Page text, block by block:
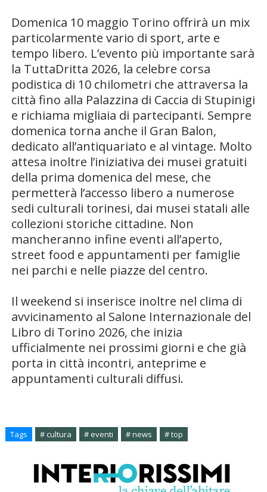
Domenica 10 maggio Torino offrirà un mix
particolarmente vario di sport, arte e
tempo libero. L’evento più importante sarà
la TuttaDritta 2026, la celebre corsa
podistica di 10 chilometri che attraversa la
città fino alla Palazzina di Caccia di Stupinigi
e richiama migliaia di partecipanti. Sempre
domenica torna anche il Gran Balon,
dedicato all’antiquariato e al vintage. Molto
attesa inoltre l’iniziativa dei musei gratuiti
della prima domenica del mese, che
permetterà l’accesso libero a numerose
sedi culturali torinesi, dai musei statali alle
collezioni storiche cittadine. Non
mancheranno infine eventi all’aperto,
street food e appuntamenti per famiglie
nei parchi e nelle piazze del centro.
Il weekend si inserisce inoltre nel clima di
avvicinamento al Salone Internazionale del
Libro di Torino 2026, che inizia
ufficialmente nei prossimi giorni e che già
porta in città incontri, anteprime e
appuntamenti culturali diffusi.
Tags # cultura # eventi # news # top